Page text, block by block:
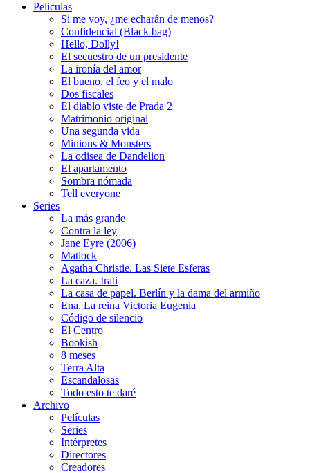
Peliculas
Si me voy, ¿me echarán de menos?
Confidencial (Black bag)
Hello, Dolly!
El secuestro de un presidente
La ironía del amor
El bueno, el feo y el malo
Dos fiscales
El diablo viste de Prada 2
Matrimonio original
Una segunda vida
Minions & Monsters
La odisea de Dandelion
El apartamento
Sombra nómada
Tell everyone
Series
La más grande
Contra la ley
Jane Eyre (2006)
Matlock
Agatha Christie. Las Siete Esferas
La caza. Irati
La casa de papel. Berlín y la dama del armiño
Ena. La reina Victoria Eugenia
Código de silencio
El Centro
Bookish
8 meses
Terra Alta
Escandalosas
Todo esto te daré
Archivo
Películas
Series
Intérpretes
Directores
Creadores